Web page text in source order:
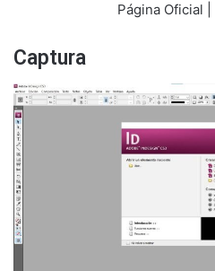
Página Oficial |
Captura